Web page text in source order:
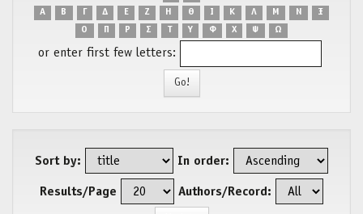
Α
Β Γ Δ Ε Ζ Η Θ Ι Κ Λ Μ Ν
Ξ
Ο
Π Ρ Σ Τ Υ Φ Χ Ψ Ω
or enter first few letters:
Sort by: In order:
Results/Page Authors/Record: